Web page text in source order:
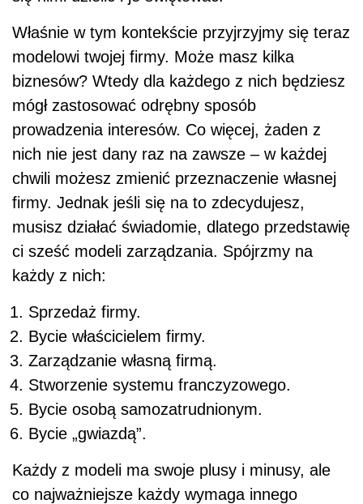
Właśnie w tym kontekście przyjrzyjmy się teraz
modelowi twojej firmy. Może masz kilka
biznesów? Wtedy dla każdego z nich będziesz
mógł zastosować odrębny sposób
prowadzenia interesów. Co więcej, żaden z
nich nie jest dany raz na zawsze – w każdej
chwili możesz zmienić przeznaczenie własnej
firmy. Jednak jeśli się na to zdecydujesz,
musisz działać świadomie, dlatego przedstawię
ci sześć modeli zarządzania. Spójrzmy na
każdy z nich:
Sprzedaż firmy.
Bycie właścicielem firmy.
Zarządzanie własną firmą.
Stworzenie systemu franczyzowego.
Bycie osobą samozatrudnionym.
Bycie „gwiazdą”.
Każdy z modeli ma swoje plusy i minusy, ale
co najważniejsze każdy wymaga innego